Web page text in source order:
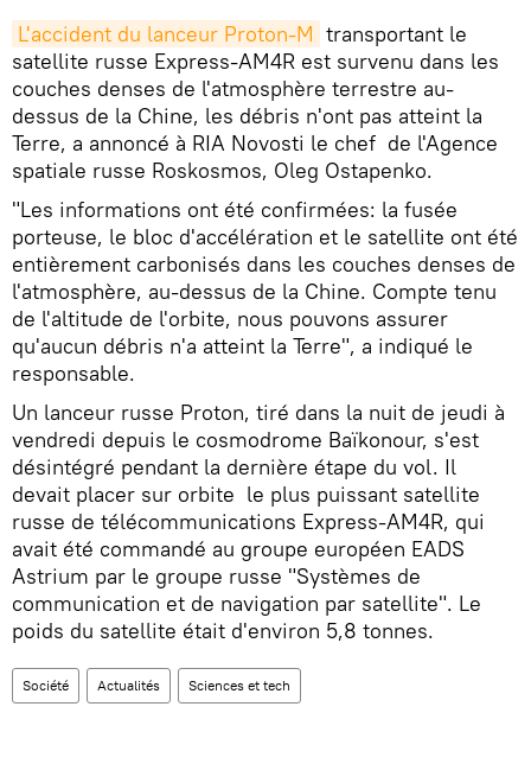
L'accident du lanceur Proton-M transportant le
satellite russe Express-AM4R est survenu dans les
couches denses de l'atmosphère terrestre au-
dessus de la Chine, les débris n'ont pas atteint la
Terre, a annoncé à RIA Novosti le chef de l'Agence
spatiale russe Roskosmos, Oleg Ostapenko.
"Les informations ont été confirmées: la fusée
porteuse, le bloc d'accélération et le satellite ont été
entièrement carbonisés dans les couches denses de
l'atmosphère, au-dessus de la Chine. Compte tenu
de l'altitude de l'orbite, nous pouvons assurer
qu'aucun débris n'a atteint la Terre", a indiqué le
responsable.
Un lanceur russe Proton, tiré dans la nuit de jeudi à
vendredi depuis le cosmodrome Baïkonour, s'est
désintégré pendant la dernière étape du vol. Il
devait placer sur orbite le plus puissant satellite
russe de télécommunications Express-AM4R, qui
avait été commandé au groupe européen EADS
Astrium par le groupe russe "Systèmes de
communication et de navigation par satellite". Le
poids du satellite était d'environ 5,8 tonnes.
Société Actualités Sciences et tech